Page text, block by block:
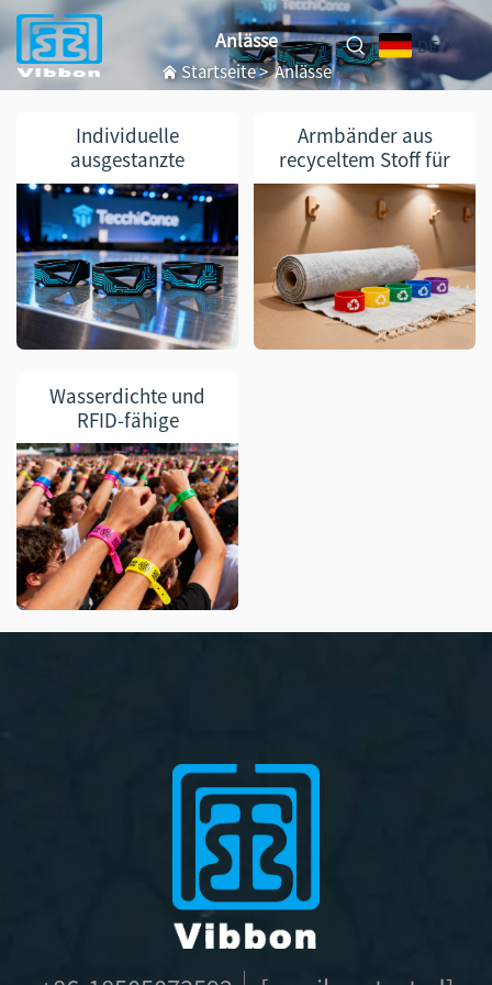
DE
Anlässe
Startseite>Anlässe
Individuelle
ausgestanzte
Armbänder für
Firmenveranstaltungen
Armbänder aus
recyceltem Stoff für
ökologische Marken
Wasserdichte und
RFID-fähige
Armbänder für
Musikfestivals